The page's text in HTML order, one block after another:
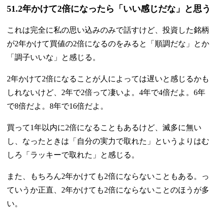
51.2年かけて2倍になったら「いい感じだな」と思う
これは完全に私の思い込みのみで話すけど、投資した銘柄
が2年かけて買値の2倍になるのをみると「順調だな」とか
「調子いいな」と感じる。
2年かけて2倍になることが人によっては遅いと感じるかも
しれないけど、2年で2倍って凄いよ。4年で4倍だよ。6年
で8倍だよ。8年で16倍だよ。
買って1年以内に2倍になることもあるけど、滅多に無い
し、なったときは「自分の実力で取れた」というよりはむ
しろ「ラッキーで取れた」と感じる。
また、もちろん2年かけても2倍にならないこともある。っ
ていうか正直、2年かけても2倍にならないことのほうが多
い。